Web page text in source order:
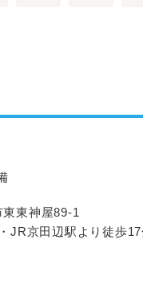
東神屋89-1
・JR京田辺駅より徒歩17